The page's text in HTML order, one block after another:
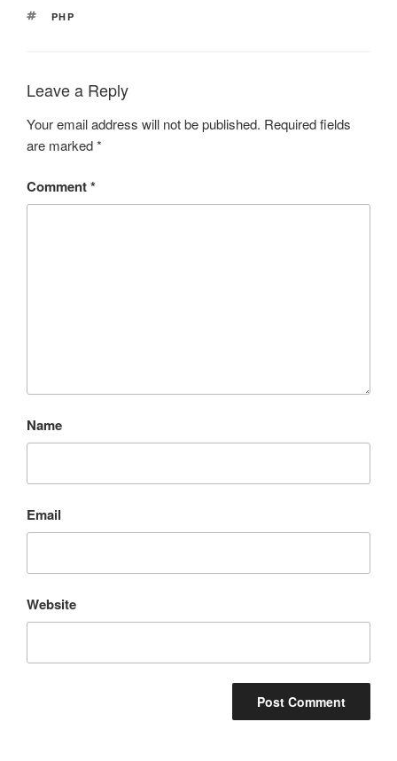
TAGS
PHP
Leave a Reply
Your email address will not be published. Required fields
are marked*
Comment*
Name
Email
Website